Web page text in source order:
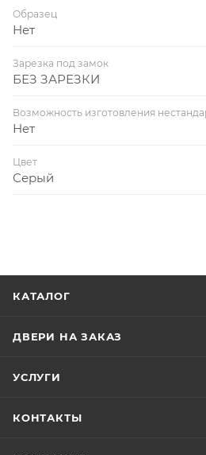
Образец
Нет
Зарезка под замок
БЕЗ ЗАРЕЗКИ
Возможность изготовления
Нет
Цвет
Серый
КАТАЛОГ
ДВЕРИ НА ЗАКАЗ
УСЛУГИ
КОНТАКТЫ